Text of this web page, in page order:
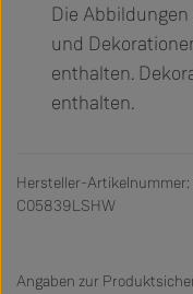
Die
und
enthalten.
enthalten.
Hersteller-
C05839LSHW
Angaben zur